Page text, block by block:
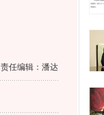
责任编辑：潘达